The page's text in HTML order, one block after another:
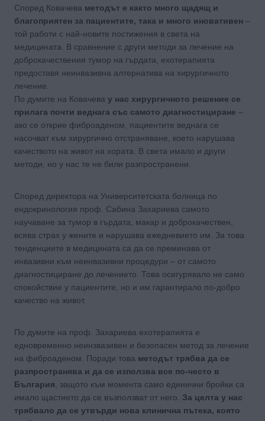
Според Ковачева методът е както много щадящ и
благоприятен за пациентите, така и много иновативен –
той работи с най-новите постижения в света на
медицината. В сравнение с други методи за лечение на
доброкачествения тумор на гърдата, ехотерапията
предоставя неинвазивна алтернатива на хирургичното
лечение.
По думите на Ковачева у нас хирургичното решение се
прилага почти веднага със самото диагностициране –
ако се открие фиброаденом, пациентите веднага се
насочват към хирургично отстраняване, което нарушава
качеството на живот на хората. В света имало и други
методи, но у нас те не били разпространени.
Според директора на Университетската болница по
ендокринология проф. Сабина Захариева самото
научаване за тумор в гърдата, макар и доброкачествен,
всява страх у жените и нарушава ежедневието им. За това
тенденциите в медицината са да се преминава от
инвазивни към неинвазивни процедури – от самото
диагностициране до лечението. Това осигурявало не само
спокойствие у пациентите, но и им гарантирало по-добро
качество на живот.
По думите на проф. Захариева ехотерапията е
едновременно неинзвазивен и безопасен метод за лечение
на фиброаденом. Поради това методът трябва да се
разпространява и да се използва все по-често в
България , защото към момента само единични бройки са
имало щастието да се възползват от него. За целта у нас
трябвало да се утвърди нова клинична пътека, която